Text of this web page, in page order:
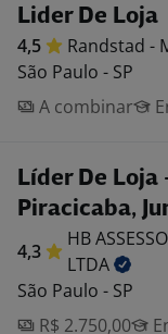
Lider De Loja
4,5 Randstad -
São Paulo - SP
A combinar
Líder De Loja
Piracicaba,
4,3
HB
LTDA
São Paulo - SP
R$ 2.750,00